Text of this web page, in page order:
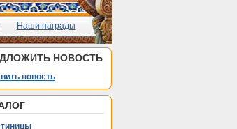
Наши награды
НОВОСТЬ
новость